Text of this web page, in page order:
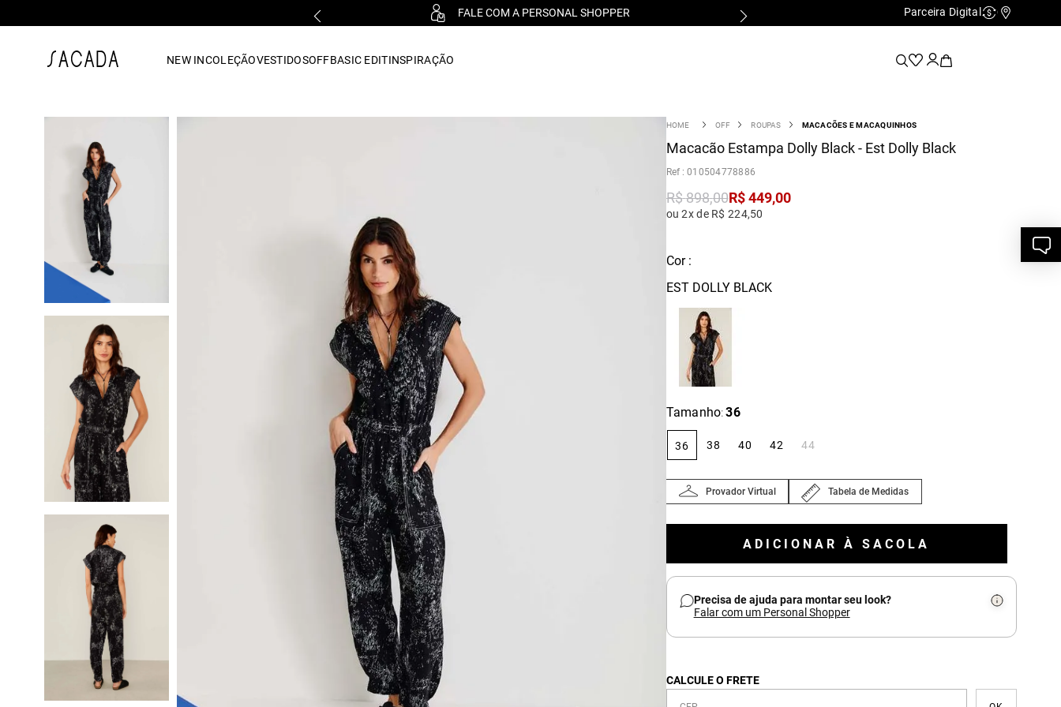
FALE COM A PERSONAL SHOPPER Parceira Digital Cashback
NEW INCOLEÇÃOVESTIDOSOFFBASIC EDITINSPIRAÇÃO
OFF ROUPAS MACACÕES E MACAQUINHOS
Macacão Estampa Dolly Black - Est Dolly Black
:010504778886
R$898,00R$ 449,00
ou 2x de R$ 224,50
Cor :
EST DOLLY BLACK
Tamanho: 36
36 38 40 42 44
Provador Virtual Tabela de Medidas
ADICIONAR À SACOLA
Precisa de ajuda para montar seu look?
Falar com um Personal Shopper
CALCULE O FRETE
vestido midi